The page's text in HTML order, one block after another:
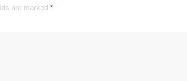
are marked *